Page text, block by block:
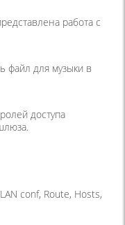
работа с
файл для музыки в
доступа
conf, Route, Hosts,